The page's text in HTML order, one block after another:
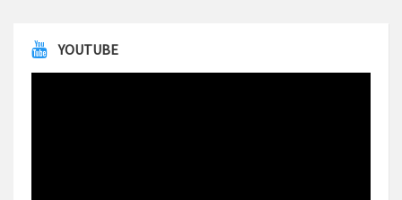
YOUTUBE